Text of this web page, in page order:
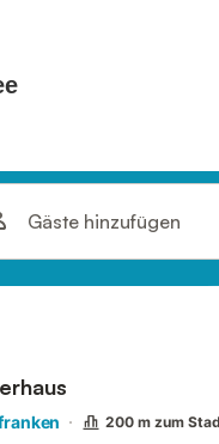
Gäste hinzufügen
200 m zum